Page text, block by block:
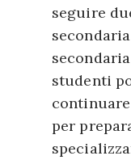
seguire
studenti
per